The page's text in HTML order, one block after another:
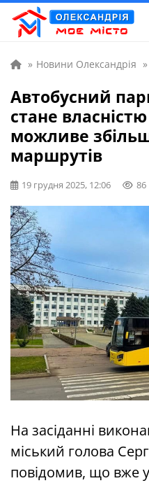
» Новини Олександрія »
Автобусний
стане
можливе
маршрутів
19 грудня 2025, 12:06 86
На засіданні
міський голова
повідомив, що вже